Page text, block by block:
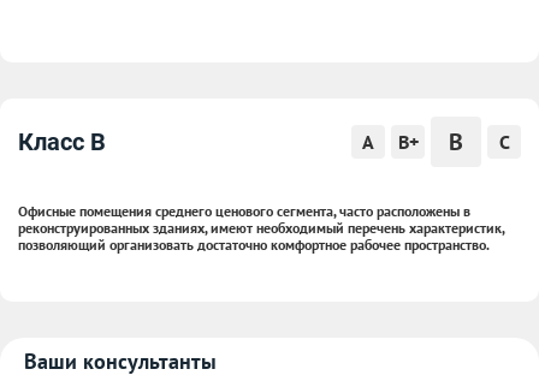
Класс B A B+ B C
Офисные помещения среднего ценового сегмента, часто расположены в
реконструированных зданиях, имеют необходимый перечень характеристик,
позволяющий организовать достаточно комфортное рабочее пространство.
Ваши консультанты